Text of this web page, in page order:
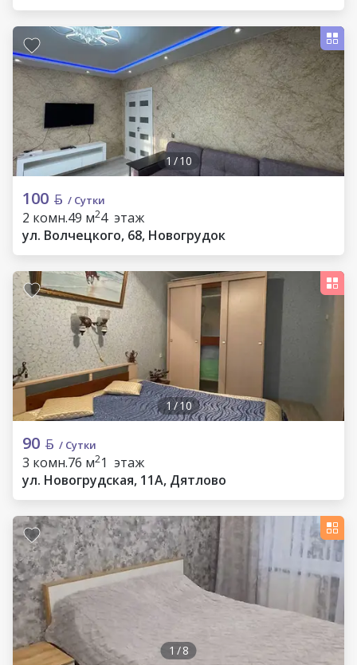
1 /10
100 / Сутки
2 комн.49 м24 этаж
ул. Волчецкого, 68, Новогрудок
1/10
90 / Сутки
3 комн.76 м21 этаж
ул. Новогрудская, 11А, Дятлово
1 /8